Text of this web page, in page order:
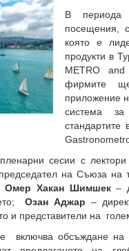
В периода
посещения,
която е
продукти в
METRO
фирмите
приложение
система
сесии с
на Съюза на
Омер Хакан Шимшек–
Озан Аджар –
и представители на
включва обсъждане на